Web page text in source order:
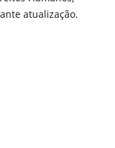
atualização.